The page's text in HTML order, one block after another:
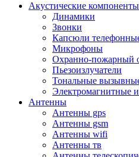
Акустические компоненты
Динамики
Звонки
Капсюли
Микрофоны
Охранно-пожарный
Пьезоизлучатели
Тональные
Электромагнитные
Антенны
Антенны gps
Антенны gsm
Антенны wifi
Антенны тв